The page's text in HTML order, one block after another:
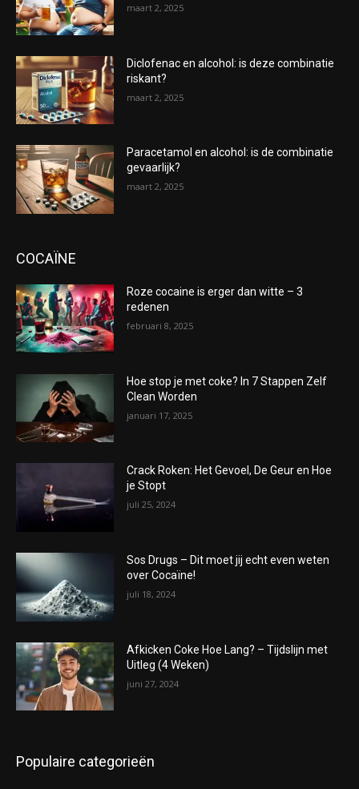
maart 2, 2025
Diclofenac en alcohol: is deze combinatie
riskant?
maart 2, 2025
Paracetamol en alcohol: is de combinatie
gevaarlijk?
maart 2, 2025
COCAÏNE
Roze cocaine is erger dan witte – 3
redenen
februari 8, 2025
Hoe stop je met coke? In 7 Stappen Zelf
Clean Worden
januari 17, 2025
Crack Roken: Het Gevoel, De Geur en Hoe
je Stopt
juli 25, 2024
Sos Drugs – Dit moet jij echt even weten
over Cocaïne!
juli 18, 2024
Afkicken Coke Hoe Lang? – Tijdslijn met
Uitleg (4 Weken)
juni 27, 2024
Populaire categorieën